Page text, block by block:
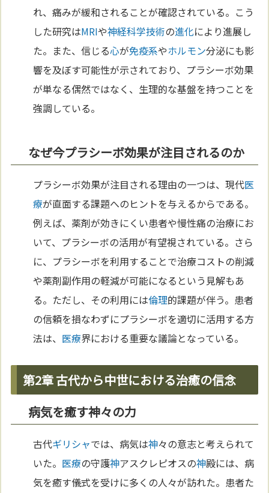
れ、痛みが緩和されることが確認されている。こう
した研究はMRIや神経科学技術の進化により進展し
た。また、信じる心が免疫系やホルモン分泌にも影
響を及ぼす可能性が示されており、プラシーボ効果
が単なる偶然ではなく、生理的な基盤を持つことを
強調している。
なぜ今プラシーボ効果が注目されるのか
プラシーボ効果が注目される理由の一つは、現代医
療が直面する課題へのヒントを与えるからである。
例えば、薬剤が効きにくい患者や慢性痛の治療にお
いて、プラシーボの活用が有望視されている。さら
に、プラシーボを利用することで治療コストの削減
や薬剤副作用の軽減が可能になるという見解もあ
る。ただし、その利用には倫理的課題が伴う。患者
の信頼を損なわずにプラシーボを適切に活用する方
法は、 医療界における重要な議論となっている。
第2章 古代から中世における治癒の信念
病気を癒す神々の力
古代ギリシャでは、病気は神々の意志と考えられて
いた。 医療の守護神アスクレピオスの神殿には、病
気を癒す儀式を受けに多くの人々が訪れた。患者た